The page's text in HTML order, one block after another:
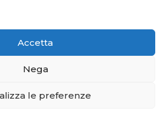
Accetta
Nega
le preferenze